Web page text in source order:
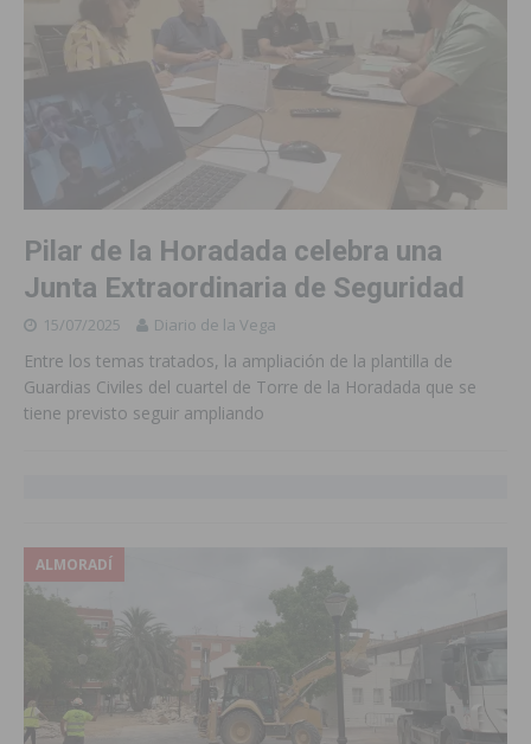
Pilar de la Horadada celebra una
Junta Extraordinaria de Seguridad
15/07/2025 Diario de la Vega
Entre los temas tratados, la ampliación de la plantilla de
Guardias Civiles del cuartel de Torre de la Horadada que se
tiene previsto seguir ampliando
ALMORADÍ